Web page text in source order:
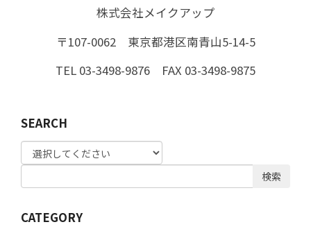
株式会社メイクアップ
〒107-0062 東京都港区南青山5-14-5
TEL 03-3498-9876 FAX 03-3498-9875
SEARCH
検索
CATEGORY